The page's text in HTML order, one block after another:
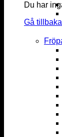
Du har
Gå